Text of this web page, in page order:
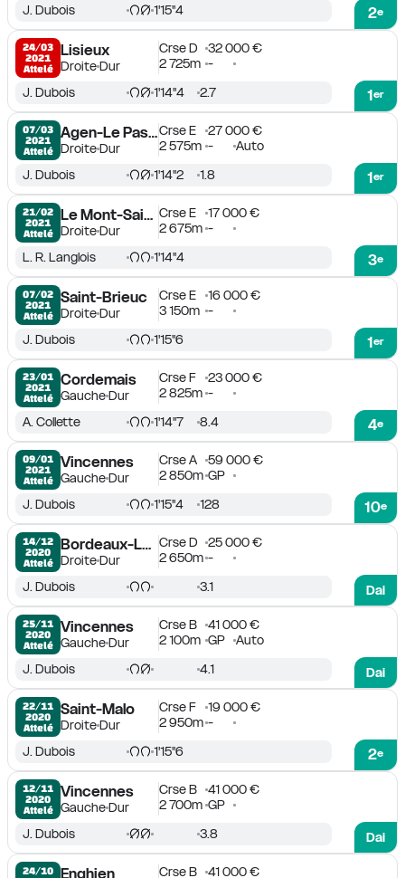
2e
J. Dubois 1'15''4
24/03
2021
Attelé
Lisieux
DroiteDur
Crse D
32 000 €
2 725m -
1er
J. Dubois 1'14''4 2.7
07/03
2021
Attelé
Agen-Le Passage
DroiteDur
Crse E
27 000 €
2 575m - Auto
1er
J. Dubois 1'14''2 1.8
21/02
2021
Attelé
Le Mont-Saint-Michel
DroiteDur
Crse E
17 000 €
2 675m -
3e
L. R. Langlois 1'14''4
07/02
2021
Attelé
Saint-Brieuc
DroiteDur
Crse E
16 000 €
3 150m -
1er
J. Dubois 1'15''6
23/01
2021
Attelé
Cordemais
GaucheDur
Crse F
23 000 €
2 825m -
4e
A. Collette 1'14''7 8.4
09/01
2021
Attelé
Vincennes
GaucheDur
Crse A
59 000 €
2 850m GP
10e
J. Dubois 1'15''4 128
14/12
2020
Attelé
Bordeaux-Le Bouscat
DroiteDur
Crse D
25 000 €
2 650m -
Dai
J. Dubois 3.1
25/11
2020
Attelé
Vincennes
GaucheDur
Crse B
41 000 €
2 100m GP
Auto
Dai
J. Dubois 4.1
22/11
2020
Attelé
Saint-Malo
DroiteDur
Crse F
19 000 €
2 950m -
2e
J. Dubois 1'15''6
12/11
2020
Attelé
Vincennes
GaucheDur
Crse B
41 000 €
2 700m GP
Dai
J. Dubois 3.8
24/10
Enghien Crse B 41 000 €